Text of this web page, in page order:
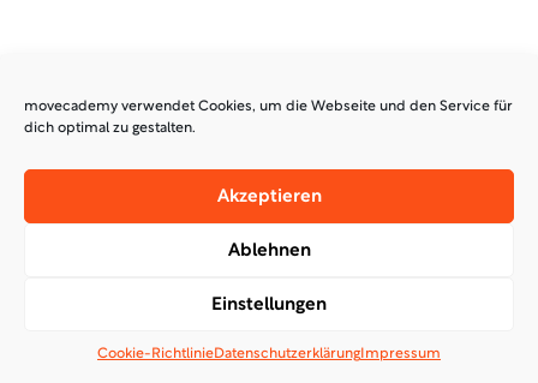
movecademy verwendet Cookies, um die Webseite und den Service für
dich optimal zu gestalten.
Akzeptieren
Ablehnen
Einstellungen
Cookie-Richtlinie Datenschutzerklärung Impressum